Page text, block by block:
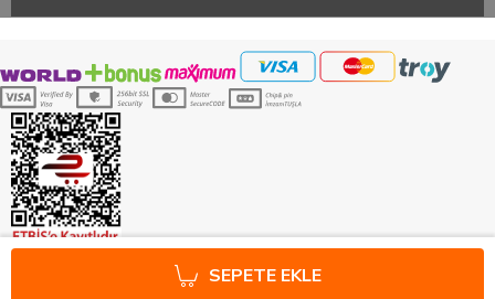
SEPETE EKLE
E-TicaretSistemleriyle Hazırlanmıştır.